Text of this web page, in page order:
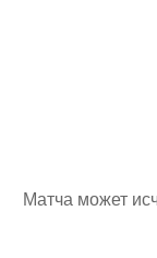
Матча может